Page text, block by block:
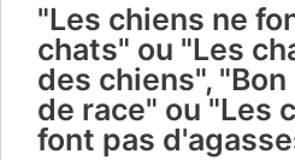
"Les chiens ne
chats" ou "Les
des chiens",
de race" ou "Les
font pas